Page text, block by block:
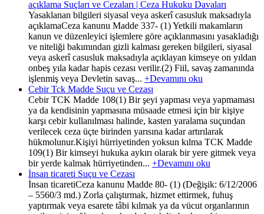
açıklama Suçları ve Cezaları | Ceza Hukuku Davaları
Yasaklanan bilgileri siyasal veya askerî casusluk maksadıyla
açıklamaCeza kanunu Madde 337- (1) Yetkili makamların
kanun ve düzenleyici işlemlere göre açıklanmasını yasakladığı
ve niteliği bakımından gizli kalması gereken bilgileri, siyasal
veya askerî casusluk maksadıyla açıklayan kimseye on yıldan
onbeş yıla kadar hapis cezası verilir.(2) Fiil, savaş zamanında
işlenmiş veya Devletin savaş... +Devamını oku
Cebir Tck Madde Suçu ve Cezası
Cebir TCK Madde 108(1) Bir şeyi yapması veya yapmaması
ya da kendisinin yapmasına müsaade etmesi için bir kişiye
karşı cebir kullanılması halinde, kasten yaralama suçundan
verilecek ceza üçte birinden yarısına kadar artırılarak
hükmolunur.Kişiyi hürriyetinden yoksun kılma TCK Madde
109(1) Bir kimseyi hukuka aykırı olarak bir yere gitmek veya
bir yerde kalmak hürriyetinden... +Devamını oku
İnsan ticareti Suçu ve Cezası
İnsan ticaretiCeza kanunu Madde 80- (1) (Değişik: 6/12/2006
– 5560/3 md.) Zorla çalıştırmak, hizmet ettirmek, fuhuş
yaptırmak veya esarete tâbi kılmak ya da vücut organlarının